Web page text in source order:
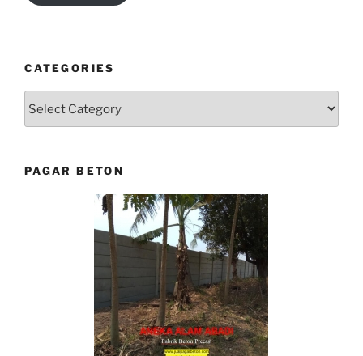
CATEGORIES
PAGAR BETON